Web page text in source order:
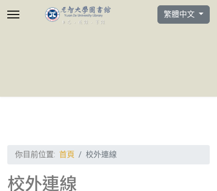
選擇你的語言
繁體中文
你目前位置: 首頁 校外連線
校外連線